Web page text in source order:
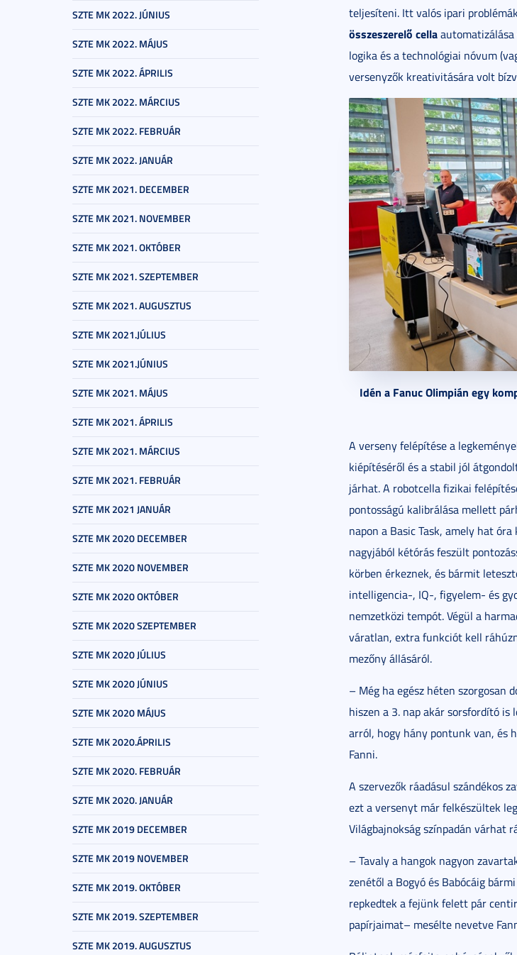
SZTE MK 2022. JÚNIUS
SZTE MK 2022. MÁJUS
SZTE MK 2022. ÁPRILIS
SZTE MK 2022. MÁRCIUS
SZTE MK 2022. FEBRUÁR
SZTE MK 2022. JANUÁR
SZTE MK 2021. DECEMBER
SZTE MK 2021. NOVEMBER
SZTE MK 2021. OKTÓBER
SZTE MK 2021. SZEPTEMBER
SZTE MK 2021. AUGUSZTUS
SZTE MK 2021.JÚLIUS
SZTE MK 2021.JÚNIUS
SZTE MK 2021. MÁJUS
SZTE MK 2021. ÁPRILIS
SZTE MK 2021. MÁRCIUS
SZTE MK 2021. FEBRUÁR
SZTE MK 2021 JANUÁR
SZTE MK 2020 DECEMBER
SZTE MK 2020 NOVEMBER
SZTE MK 2020 OKTÓBER
SZTE MK 2020 SZEPTEMBER
SZTE MK 2020 JÚLIUS
SZTE MK 2020 JÚNIUS
SZTE MK 2020 MÁJUS
SZTE MK 2020.ÁPRILIS
SZTE MK 2020. FEBRUÁR
SZTE MK 2020. JANUÁR
SZTE MK 2019 DECEMBER
SZTE MK 2019 NOVEMBER
SZTE MK 2019. OKTÓBER
SZTE MK 2019. SZEPTEMBER
SZTE MK 2019. AUGUSZTUS
teljesíteni. Itt valós ipari
összeszerelő cella
logika és a technológiai nóvum
versenyzők kreativitására volt
Idén a Fanuc Olimpián egy
A verseny felépítése a
kiépítéséről és a stabil jól
járhat. A robotcella fizikai
pontosságú kalibrálása mellett
napon a Basic Task, amely hat
nagyjából kétórás feszült
körben érkeznek, és bármit
intelligencia-, IQ-, figyelem- és
nemzetközi tempót. Végül a
váratlan, extra funkciót kell
mezőny állásáról.
– Még ha egész héten szorgosan
hiszen a 3. nap akár sorsfordító
arról, hogy hány pontunk van, és
Fanni.
A szervezők ráadásul szándékos
ezt a versenyt már felkészültek
Világbajnokság színpadán várhat
– Tavaly a hangok nagyon
zenétől a Bogyó és Babócáig
repkedtek a fejünk felett pár
papírjaimat– mesélte nevetve